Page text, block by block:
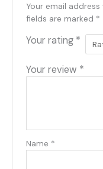
Your email
fields are marked *
Your rating *
Your review *
Name *